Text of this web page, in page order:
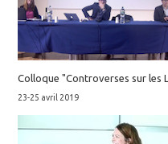
Colloque "Controverses sur les
23-25 avril 2019